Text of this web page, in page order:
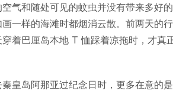
气和随处可见的蚊虫并没有带来多好的
一样的海滩时都烟消云散。前两天的行
着巴厘岛本地 T 恤踩着凉拖时，才真
皇岛阿那亚过纪念日时，更多在意的是